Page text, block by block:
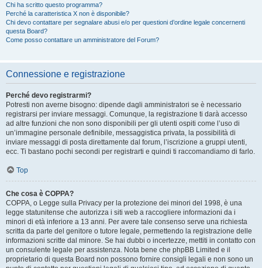
Chi ha scritto questo programma?
Perché la caratteristica X non è disponibile?
Chi devo contattare per segnalare abusi e/o per questioni d’ordine legale concernenti
questa Board?
Come posso contattare un amministratore del Forum?
Connessione e registrazione
Perché devo registrarmi?
Potresti non averne bisogno: dipende dagli amministratori se è necessario
registrarsi per inviare messaggi. Comunque, la registrazione ti darà accesso
ad altre funzioni che non sono disponibili per gli utenti ospiti come l’uso di
un’immagine personale definibile, messaggistica privata, la possibilità di
inviare messaggi di posta direttamente dal forum, l’iscrizione a gruppi utenti,
ecc. Ti bastano pochi secondi per registrarti e quindi ti raccomandiamo di farlo.
Top
Che cosa è COPPA?
COPPA, o Legge sulla Privacy per la protezione dei minori del 1998, è una
legge statunitense che autorizza i siti web a raccogliere informazioni da i
minori di età inferiore a 13 anni. Per avere tale consenso serve una richiesta
scritta da parte del genitore o tutore legale, permettendo la registrazione delle
informazioni scritte dal minore. Se hai dubbi o incertezze, mettiti in contatto con
un consulente legale per assistenza. Nota bene che phpBB Limited e il
proprietario di questa Board non possono fornire consigli legali e non sono un